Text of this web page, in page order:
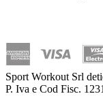
Sport Workout Srl
P. Iva e Cod Fisc.